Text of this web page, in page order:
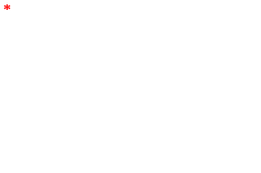
*Wymagane